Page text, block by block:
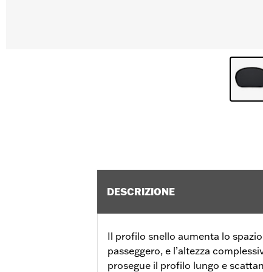
DESCRIZIONE
Il profilo snello aumenta lo
passeggero, e l’altezza
prosegue il profilo lungo e